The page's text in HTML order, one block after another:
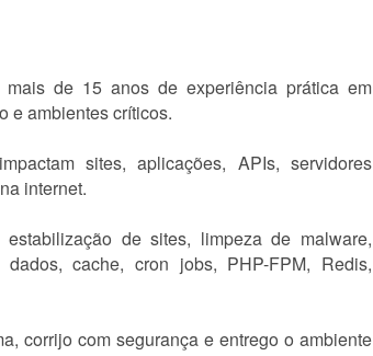
de 15 anos de experiência prática em
e ambientes críticos.
sites, aplicações, APIs, servidores
internet.
de sites, limpeza de malware,
cache, cron jobs, PHP-FPM, Redis,
corrijo com segurança e entrego o ambiente